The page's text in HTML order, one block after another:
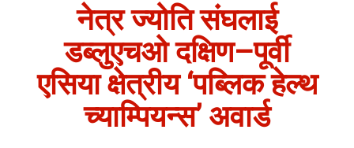
नेत्र ज्योति संघलाई
डब्लुएचओ दक्षिण–पूर्वी
एसिया क्षेत्रीय ‘पब्लिक हेल्थ
च्याम्पियन्स’ अवार्ड